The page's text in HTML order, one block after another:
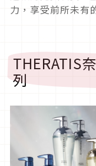
力，享受前所未有
THERATIS
列